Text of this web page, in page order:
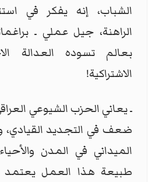
الشباب، إنه يفكر في
الراهنة، جيل عملي ـ
بعالم تسوده العدالة
الاشتراكية!
ـ يعاني الحزب الشيوعي
ضعف في التجديد القيادي،
الميداني في المدن
طبيعة هذا العمل يعتمد